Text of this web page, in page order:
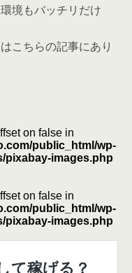
境もバッチリだけ
こちらの記事にあり